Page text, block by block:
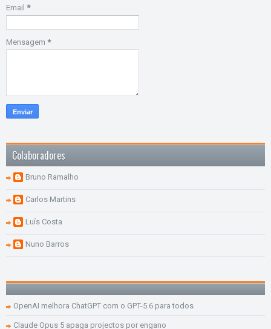
Email *
Mensagem *
Colaboradores
Bruno Ramalho
Carlos Martins
Luís Costa
Nuno Barros
OpenAI melhora ChatGPT com o GPT-5.6 para todos
Claude Opus 5 apaga projectos por engano